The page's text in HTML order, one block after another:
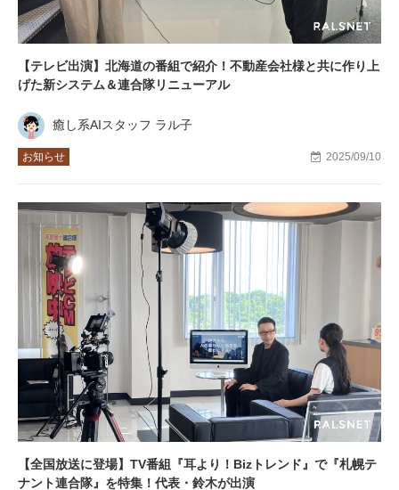
【テレビ出演】北海道の番組で紹介！不動産会社様と共に作り上
げた新システム＆連合隊リニューアル
癒し系AIスタッフ ラル子
お知らせ 2025/09/10
【全国放送に登場】TV番組『耳より！Bizトレンド』で『札幌テ
ナント連合隊』を特集！代表・鈴木が出演